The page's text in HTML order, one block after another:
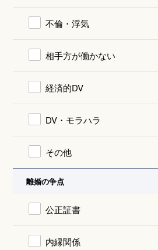
不倫・浮気
相手方が働かない
経済的DV
DV・モラハラ
その他
離婚の争点
公正証書
内縁関係